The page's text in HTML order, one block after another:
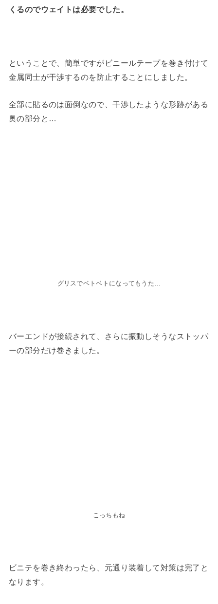
くるのでウェイトは必要でした。
ということで、簡単ですがビニールテープを巻き付けて
金属同士が干渉するのを防止することにしました。
全部に貼るのは面倒なので、干渉したような形跡がある
奥の部分と…
グリスでベトベトになってもうた…
バーエンドが接続されて、さらに振動しそうなストッパ
ーの部分だけ巻きました。
こっちもね
ビニテを巻き終わったら、元通り装着して対策は完了と
なります。